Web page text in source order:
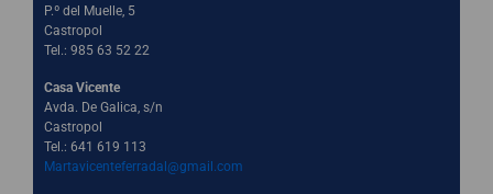
P.º del Muelle, 5
Castropol
Tel.: 985 63 52 22
Casa Vicente
Avda. De Galica, s/n
Castropol
Tel.: 641 619 113
Martavicenteferradal@gmail.com